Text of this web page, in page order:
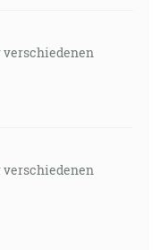
verschiedenen
verschiedenen